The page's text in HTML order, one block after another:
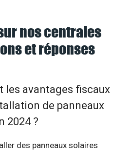
nos centrales
et réponses
les avantages fiscaux
de panneaux
2024 ?
des panneaux solaires